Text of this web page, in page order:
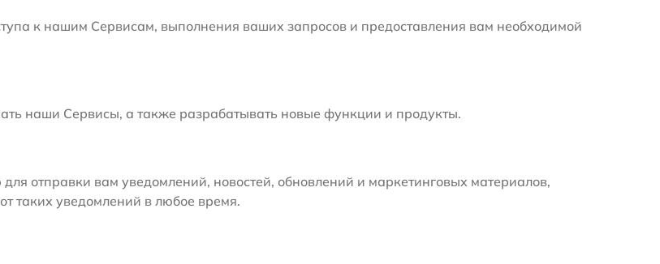
к нашим Сервисам, выполнения ваших запросов и предоставления вам необходимой
наши Сервисы, а также разрабатывать новые функции и продукты.
отправки вам уведомлений, новостей, обновлений и маркетинговых материалов,
таких уведомлений в любое время.